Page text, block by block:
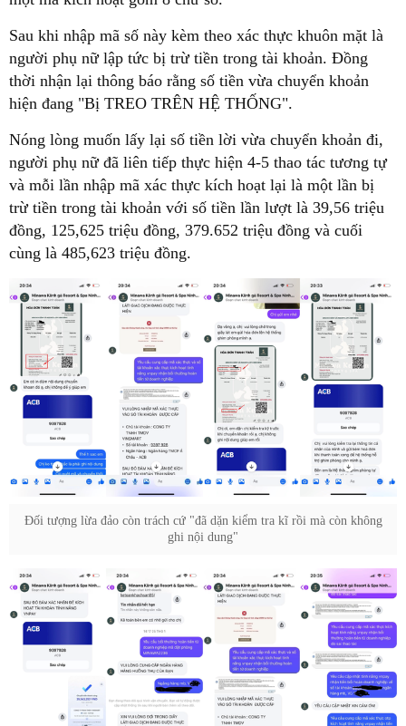
Sau khi nhập mã số này kèm theo xác thực khuôn mặt là
người phụ nữ lập tức bị trừ tiền trong tài khoản. Đồng
thời nhận lại thông báo rằng số tiền vừa chuyển khoản
hiện đang "Bị TREO TRÊN HỆ THỐNG".
Nóng lòng muốn lấy lại số tiền lời vừa chuyển khoản đi,
người phụ nữ đã liên tiếp thực hiện 4-5 thao tác tương tự
và mỗi lần nhập mã xác thực kích hoạt lại là một lần bị
trừ tiền trong tài khoản với số tiền lần lượt là 39,56 triệu
đồng, 125,625 triệu đồng, 379.652 triệu đồng và cuối
cùng là 485,623 triệu đồng.
Đối tượng lừa đảo còn trách cứ "đã dặn kiểm tra kĩ rồi mà còn không
ghi nội dung"